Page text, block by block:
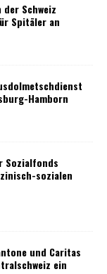
Schweiz
Spitäler an
Hamborn
Sozialfonds
sozialen
und Caritas
ein